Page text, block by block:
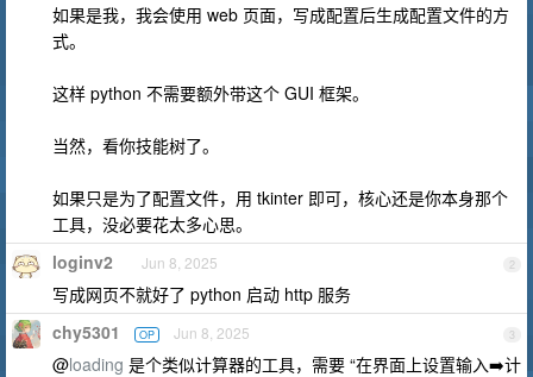
如果是我，我会使用 web 页面，写成配置后生成配置文件的方
式。
这样 python 不需要额外带这个 GUI 框架。
当然，看你技能树了。
如果只是为了配置文件，用 tkinter 即可，核心还是你本身那个
工具，没必要花太多心思。
2
loginv2 Jun 8, 2025
写成网页不就好了 python 启动 http 服务
3
chy5301 OP Jun 8, 2025
@loading 是个类似计算器的工具，需要 “在界面上设置输入➡️计